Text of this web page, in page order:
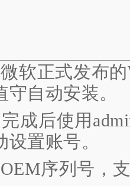
软正式发布
自动安装。
成后使用
置账号。
序列号，